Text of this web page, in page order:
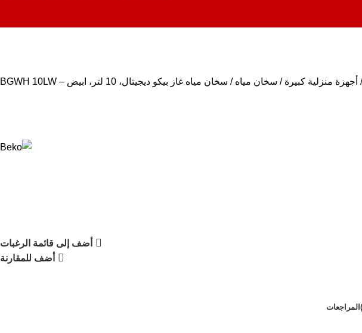
أجهزة منزلية كبيرة سخان مياه سخان مياه غاز بيكو ديجيتال، 10 لتر، ابيض – BGWH 10LW
أضف إلى قائمة الرغبات
أضف للمقارنة
المراجعات